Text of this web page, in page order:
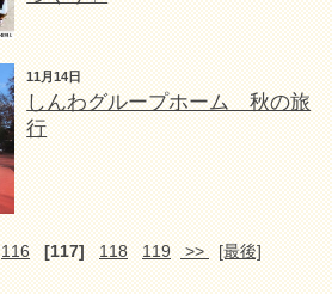
11月14日
しんわグループホーム 秋の旅
行
116 [117] 118 119 >> [最後]